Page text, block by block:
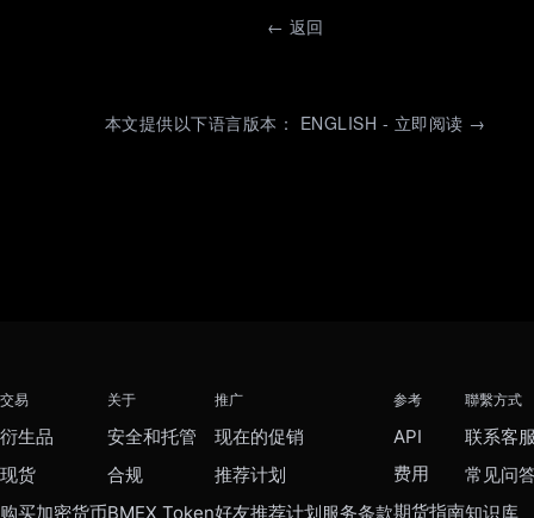
← 返回
本文提供以下语言版本： ENGLISH - 立即阅读 →
交易
衍生品
现货
购买加密货币
关于
安全和托管
合规
BMEX Token
推广
现在的促销
推荐计划
好友推荐计划服务条款
参考
API
费用
期货指南
聯繫方式
联系客
常见问
知识库